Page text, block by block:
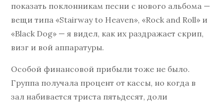
показать поклонникам песни с нового альбома —
вещи типа «Stairway to Heaven», «Rock and Roll» и
«Black Dog» — я видел, как их раздражает скрип,
визг и вой аппаратуры.
Особой финансовой прибыли тоже не было.
Группа получала процент от кассы, но когда в
зал набивается триста пятьдесят, доли